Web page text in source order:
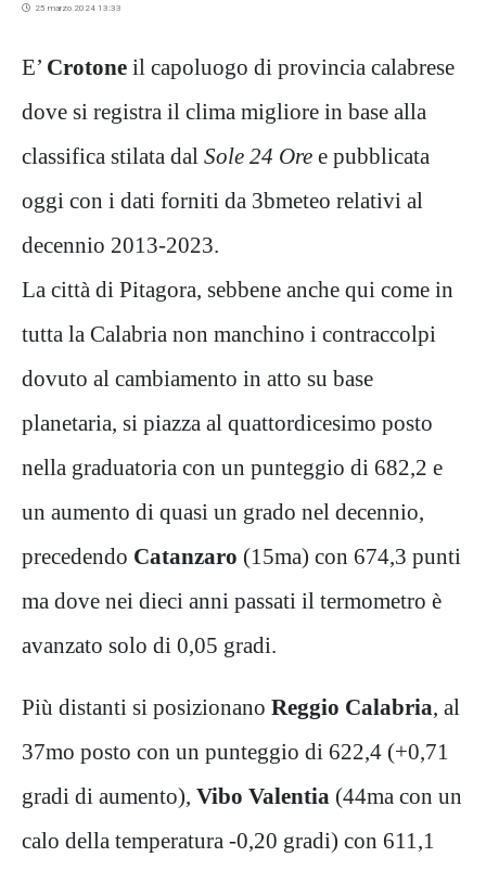
25 marzo 2024 13:33
E’ Crotone il capoluogo di provincia calabrese
dove si registra il clima migliore in base alla
classifica stilata dal Sole 24 Ore e pubblicata
oggi con i dati forniti da 3bmeteo relativi al
decennio 2013-2023.
La città di Pitagora, sebbene anche qui come in
tutta la Calabria non manchino i contraccolpi
dovuto al cambiamento in atto su base
planetaria, si piazza al quattordicesimo posto
nella graduatoria con un punteggio di 682,2 e
un aumento di quasi un grado nel decennio,
precedendo Catanzaro (15ma) con 674,3 punti
ma dove nei dieci anni passati il termometro è
avanzato solo di 0,05 gradi.
Più distanti si posizionano Reggio Calabria , al
37mo posto con un punteggio di 622,4 (+0,71
gradi di aumento), Vibo Valentia (44ma con un
calo della temperatura -0,20 gradi) con 611,1